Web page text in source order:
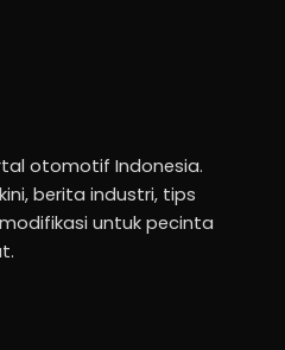
otomotif Indonesia.
berita industri, tips
untuk pecinta